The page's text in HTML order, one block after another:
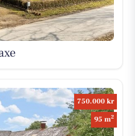
750.000 kr
95 m2